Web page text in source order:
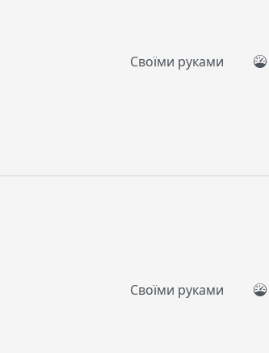
Своїми руками
Своїми руками